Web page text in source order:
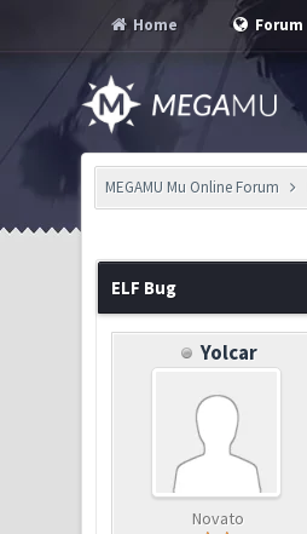
Home Forum
MEGAMU Mu Online Forum
ELF Bug
Yolcar
Novato